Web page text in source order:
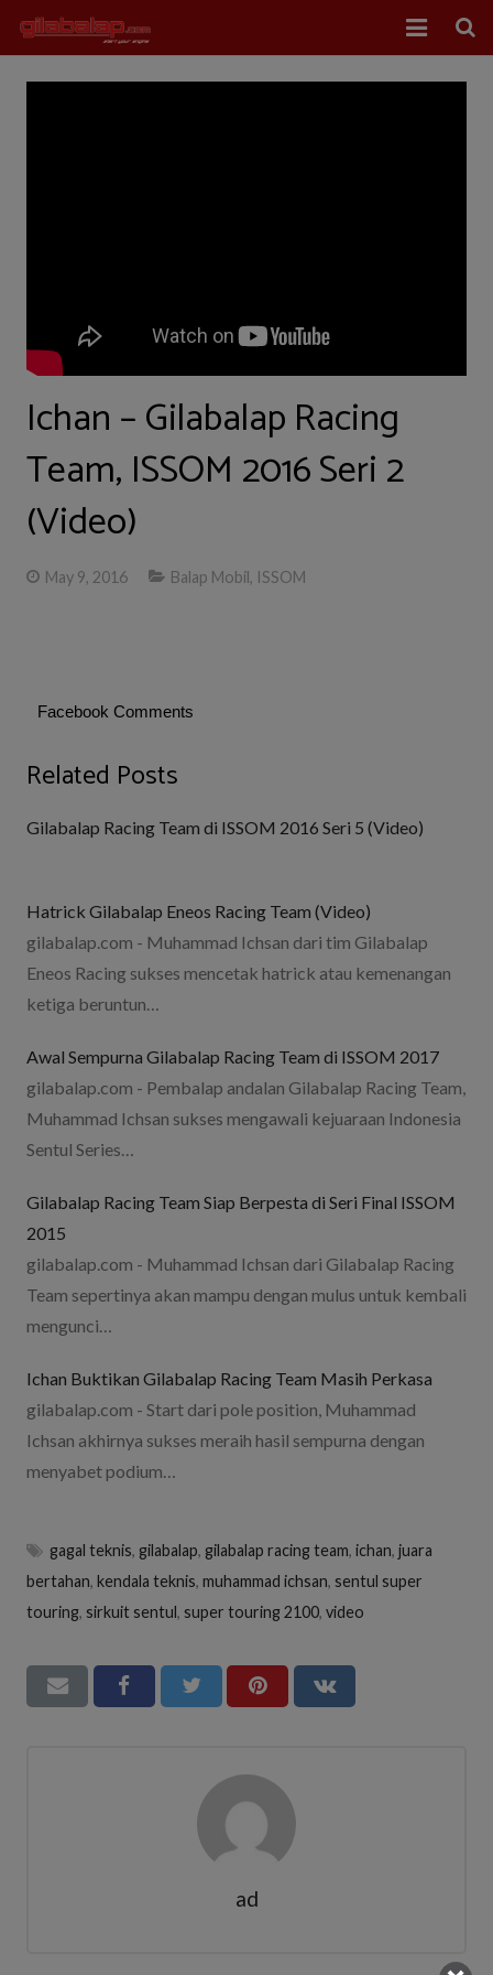
Home
Ichan – Gilabalap Racing
Team, ISSOM 2016 Seri 2
(Video)
May 9, 2016 Balap Mobil, ISSOM
Facebook Comments
Related Posts
Gilabalap Racing Team di ISSOM 2016 Seri 5 (Video)
Hatrick Gilabalap Eneos Racing Team (Video)
gilabalap.com - Muhammad Ichsan dari tim Gilabalap
Eneos Racing sukses mencetak hatrick atau kemenangan
ketiga beruntun…
Awal Sempurna Gilabalap Racing Team di ISSOM 2017
gilabalap.com - Pembalap andalan Gilabalap Racing Team,
Muhammad Ichsan sukses mengawali kejuaraan Indonesia
Sentul Series…
Gilabalap Racing Team Siap Berpesta di Seri Final ISSOM
2015
gilabalap.com - Muhammad Ichsan dari Gilabalap Racing
Team sepertinya akan mampu dengan mulus untuk kembali
mengunci…
Ichan Buktikan Gilabalap Racing Team Masih Perkasa
gilabalap.com - Start dari pole position, Muhammad
Ichsan akhirnya sukses meraih hasil sempurna dengan
menyabet podium…
gagal teknis, gilabalap, gilabalap racing team,ichan,juara
bertahan, kendala teknis, muhammad ichsan, sentul super
touring, sirkuit sentul, super touring 2100, video
ad